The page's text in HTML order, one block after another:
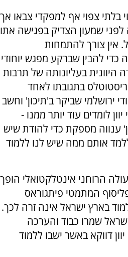
בלתי צפוי אף למפקדי צבאו אך
שמעון הצדיק בפגישה אתו
אין צורך להתמחות
כדי להבין שברקע מפגש יוחודי
בעליונותה של תרבות
בתגובתו לאחד
ירושלמי שביקר ב'תיכון' וחשב
לומדים עוד יותר ממנו -
ענווה מספקת כדי להודת שיש
אותם ממה שיש לנו ללמוד
הרוחני אינטלקטואלי הופך
המתמטי פיתגוראס
בארץ ישראל אינה זרה לכך.
שמרו כבוד והערכה
דווקא באשר ישבו ללמוד